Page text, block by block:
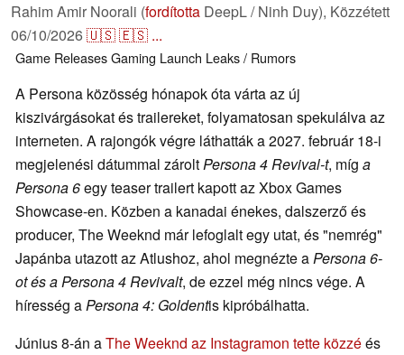
Rahim Amir Noorali (fordította DeepL / Ninh Duy), Közzétett
06/10/2026🇺🇸🇪🇸 ...
Game ReleasesGaming Launch Leaks / Rumors
A Persona közösség hónapok óta várta az új
kiszivárgásokat és trailereket, folyamatosan spekulálva az
interneten. A rajongók végre láthatták a 2027. február 18-i
megjelenési dátummal zároltPersona 4 Revival-t, míg a
Persona 6egy teaser trailert kapott az Xbox Games
Showcase-en. Közben a kanadai énekes, dalszerző és
producer, The Weeknd már lefoglalt egy utat, és "nemrég"
Japánba utazott az Atlushoz, ahol megnézte aPersona 6-
ot és a Persona 4 Revivalt, de ezzel még nincs vége. A
híresség aPersona 4: Goldentis kipróbálhatta.
Június 8-án aThe Weeknd az Instagramon tette közzéés